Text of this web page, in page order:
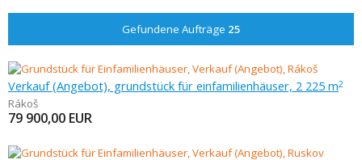
Gefundene Aufträge 25
Verkauf (Angebot), grundstück für einfamilienhäuser, 2 225 m2
Rákoš
79 900,00 EUR